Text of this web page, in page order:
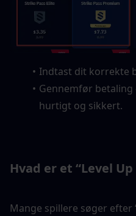
Indtast dit korrekte
Gennemfør
hurtigt og sikkert.
Hvad er et “Level
Mange spillere søger efter